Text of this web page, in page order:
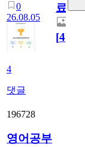
0
26.08.05
4
댓글
료
[4]
196728
영어공부